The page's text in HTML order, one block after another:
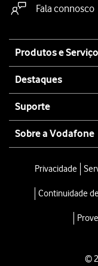
Fala connosco
map
Produtos e
Destaques
Suporte
Sobre a Vodafone
Privacidade
Continuidade
©